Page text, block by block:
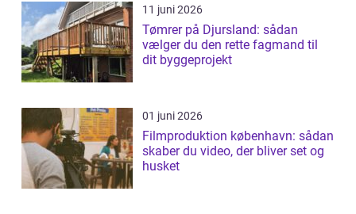
11 juni 2026
Tømrer på Djursland: sådan
vælger du den rette fagmand til
dit byggeprojekt
01 juni 2026
Filmproduktion københavn: sådan
skaber du video, der bliver set og
husket